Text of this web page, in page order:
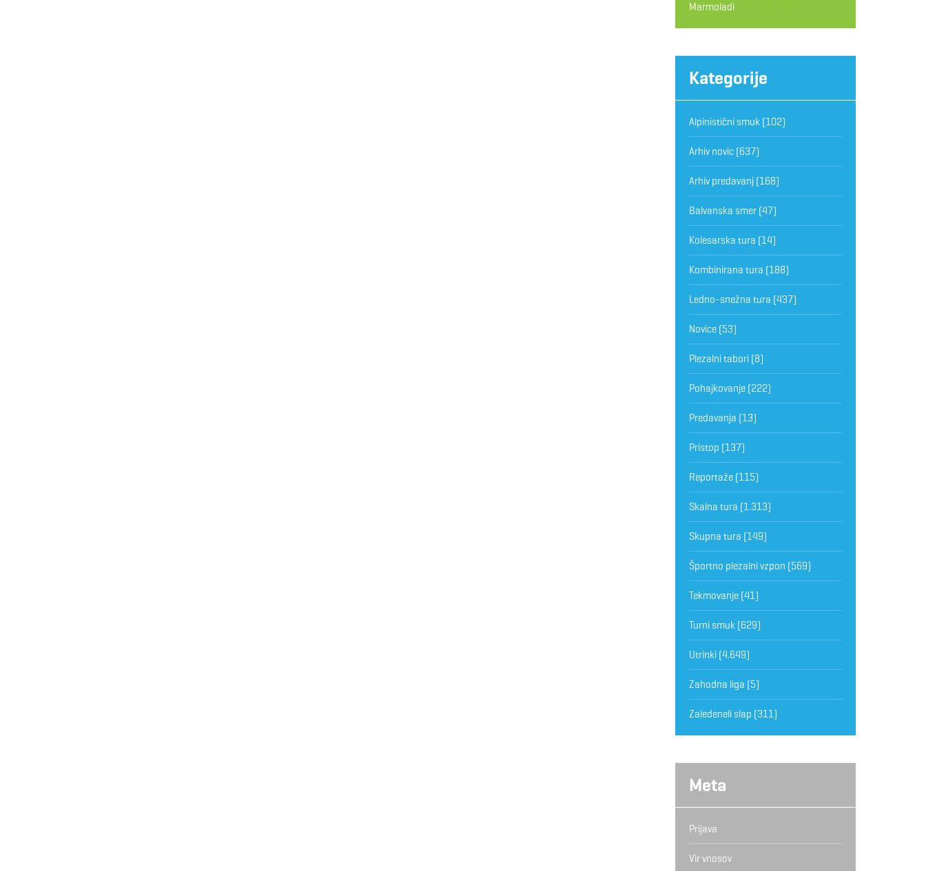
Marmoladi
Kategorije
Alpinistični smuk(102)
Arhiv novic(637)
Arhiv predavanj(168)
Balvanska smer(47)
Kolesarska tura (14)
Kombinirana tura (188)
Ledno-snežna tura (437)
Novice(53)
Plezalni tabori(8)
Pohajkovanje(222)
Predavanja (13)
Pristop (137)
Reportaže(115)
Skalna tura (1.313)
Skupna tura (149)
Športno plezalni vzpon (569)
Tekmovanje(41)
Turni smuk(629)
Utrinki(4.649)
Zahodna liga (5)
Zaledeneli slap (311)
Meta
Prijava
Vir vnosov